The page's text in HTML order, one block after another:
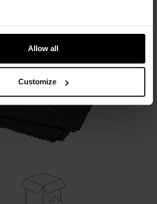
Allow all
Customize